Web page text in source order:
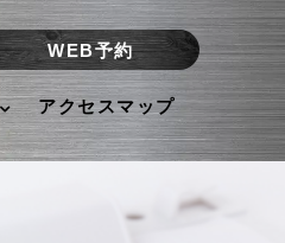
WEB予約
アクセスマップ